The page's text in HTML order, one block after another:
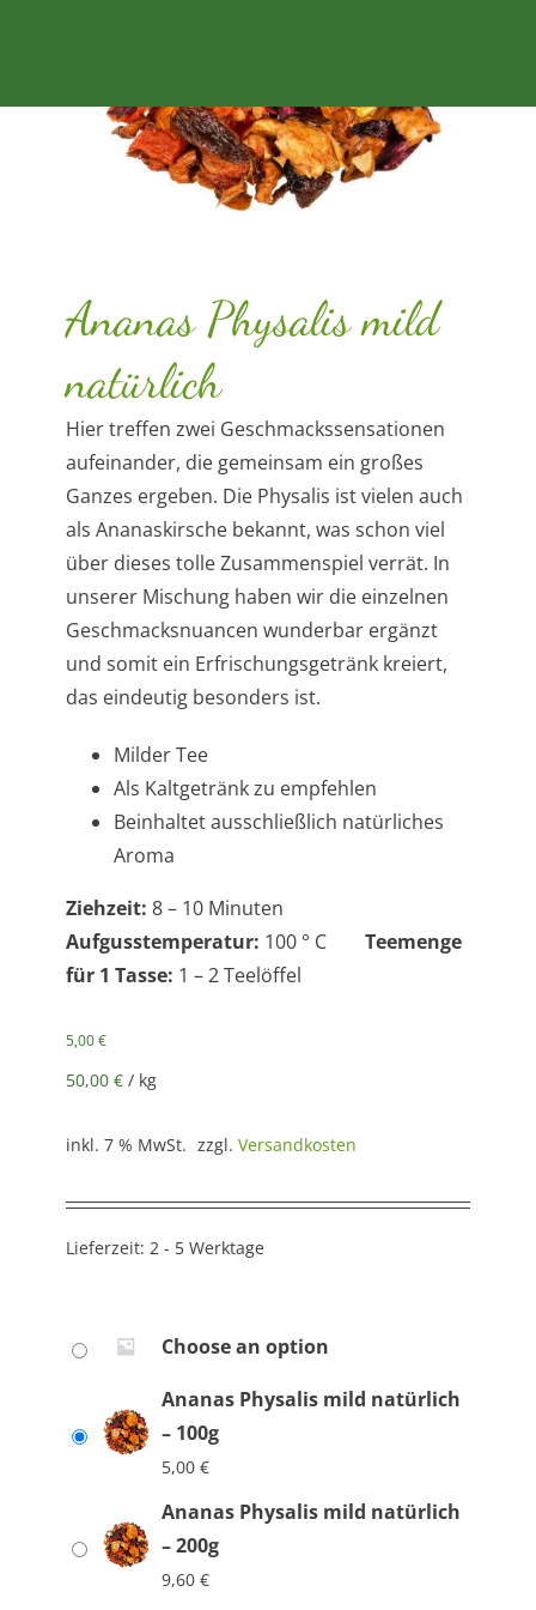
Ananas Physalis mild
natürlich
Hier treffen zwei Geschmackssensationen
aufeinander, die gemeinsam ein großes
Ganzes ergeben. Die Physalis ist vielen auch
als Ananaskirsche bekannt, was schon viel
über dieses tolle Zusammenspiel verrät. In
unserer Mischung haben wir die einzelnen
Geschmacksnuancen wunderbar ergänzt
und somit ein Erfrischungsgetränk kreiert,
das eindeutig besonders ist.
Milder Tee
Als Kaltgetränk zu empfehlen
Beinhaltet ausschließlich natürliches
Aroma
Ziehzeit: 8 – 10 Minuten
Aufgusstemperatur: 100 ° C Teemenge
für 1 Tasse: 1 – 2 Teelöffel
5,00€
50,00 € / kg
inkl. 7 % MwSt. zzgl. Versandkosten
Lieferzeit: 2 - 5 Werktage
Choose an option
Ananas Physalis mild natürlich
– 100g
5,00 €
Ananas Physalis mild natürlich
– 200g
9,60 €